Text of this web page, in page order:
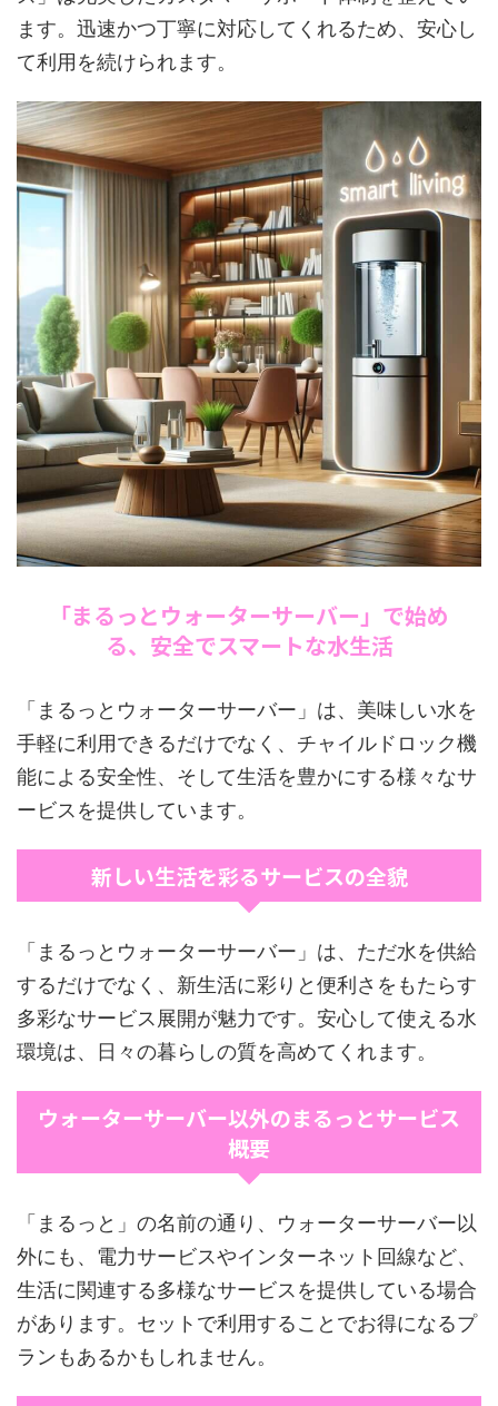
ます。迅速かつ丁寧に対応してくれるため、安心し
て利用を続けられます。
「まるっとウォーターサーバー」で始め
る、安全でスマートな水生活
「まるっとウォーターサーバー」は、美味しい水を
手軽に利用できるだけでなく、チャイルドロック機
能による安全性、そして生活を豊かにする様々なサ
ービスを提供しています。
新しい生活を彩るサービスの全貌
「まるっとウォーターサーバー」は、ただ水を供給
するだけでなく、新生活に彩りと便利さをもたらす
多彩なサービス展開が魅力です。安心して使える水
環境は、日々の暮らしの質を高めてくれます。
ウォーターサーバー以外のまるっとサービス
概要
「まるっと」の名前の通り、ウォーターサーバー以
外にも、電力サービスやインターネット回線など、
生活に関連する多様なサービスを提供している場合
があります。セットで利用することでお得になるプ
ランもあるかもしれません。